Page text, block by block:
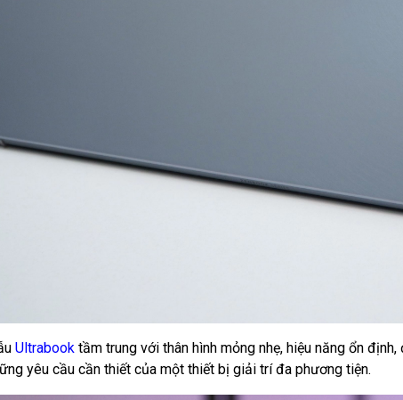
Ultrabook tầm trung với thân hình mỏng nhẹ, hiệu năng ổn
yêu cầu cần thiết của một thiết bị giải trí đa phương tiện.